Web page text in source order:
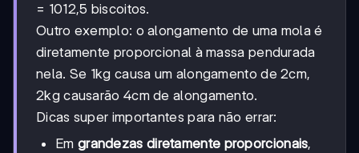
= 1012,5 biscoitos.
Outro exemplo: o alongamento de uma mola é
diretamente proporcional à massa pendurada
nela. Se 1kg causa um alongamento de 2cm,
2kg causarão 4cm de alongamento.
Dicas super importantes para não errar:
Em grandezas diretamente proporcionais,